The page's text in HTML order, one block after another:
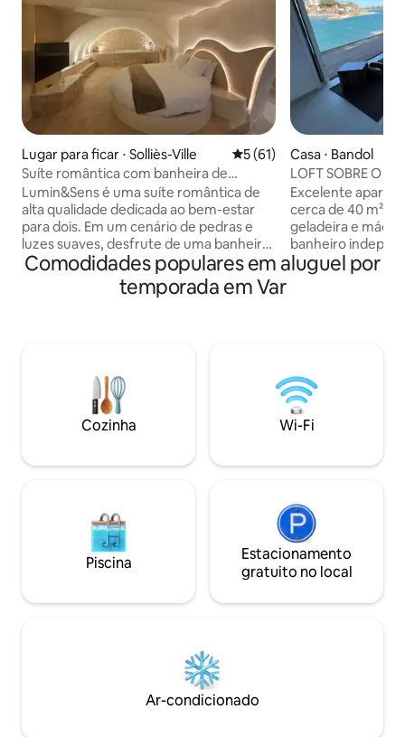
Lugar para ficar ⋅ Solliès-Ville 5 de uma avaliação média
5 (61)
Suíte romântica com banheira de
hidromassagem e sauna – Lumin&Sens
Lumin&Sens é uma suíte romântica de
alta qualidade dedicada ao bem-estar
para dois. Em um cenário de pedras e
luzes suaves, desfrute de uma banheira
de hidromassagem privativa, uma sauna
privativa e uma cama redonda XXL. Em
Solliès-Ville, uma pequena, tranquila e
uma noite de núpcias ou uma estadia em
Var. Opções disponíveis mediante
solicitação Lumin&Sens, só para vocês
Casa ⋅ Bandol
LOFT SOBRE O
Excelente
cerca de 40 m²
geladeira e
banheiro
160 cm de
vista para a praia
outros lofts
mesmo sítio:
Vue Mer 1”.
Comodidades populares em aluguel por
temporada em Var
Cozinha Wi-Fi
Piscina
Estacionamento
gratuito no local
Ar-condicionado